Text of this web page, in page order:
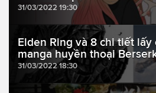
31/03/2022 19:30
Elden Ring và 8 chi tiết lấy
manga huyền thoại
31/03/2022 18:30